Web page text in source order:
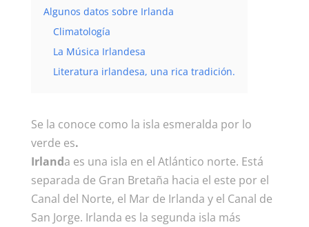
Algunos datos sobre Irlanda
Climatología
La Música Irlandesa
Literatura irlandesa, una rica tradición.
Se la conoce como la isla esmeralda por lo
verde es.
Irlanda es una isla en el Atlántico norte. Está
separada de Gran Bretaña hacia el este por el
Canal del Norte, el Mar de Irlanda y el Canal de
San Jorge. Irlanda es la segunda isla más